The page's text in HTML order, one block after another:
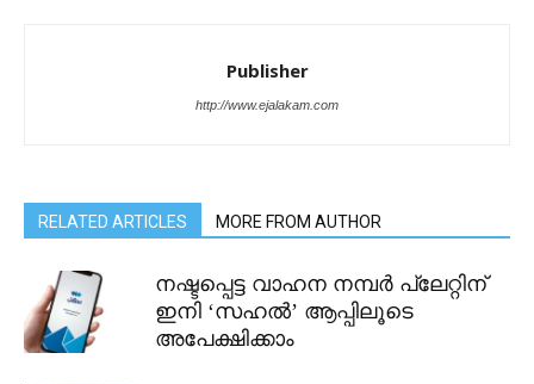
Publisher
http://www.ejalakam.com
RELATED ARTICLES MORE FROM AUTHOR
നഷ്ടപ്പെട്ട വാഹന നമ്പർ പ്ലേറ്റിന്
ഇനി ‘സഹൽ’ ആപ്പിലൂടെ
അപേക്ഷിക്കാം